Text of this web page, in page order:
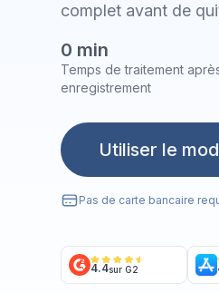
complet avant de
0 min
Temps de traitement
enregistrement
Utiliser le
Pas de carte bancaire
4.4sur G2